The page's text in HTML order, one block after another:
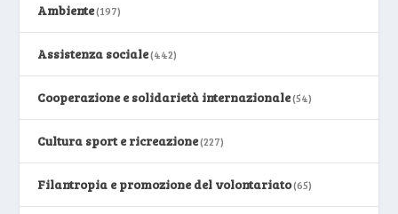
Ambiente(197)
Assistenza sociale(442)
Cooperazione e solidarietà internazionale(54)
Cultura sport e ricreazione(227)
Filantropia e promozione del volontariato(65)